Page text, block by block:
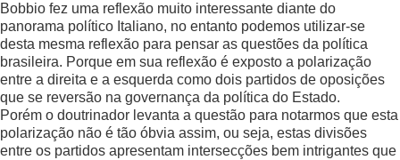
Bobbio fez uma reflexão muito interessante diante do
panorama político Italiano, no entanto podemos utilizar-se
desta mesma reflexão para pensar as questões da política
brasileira. Porque em sua reflexão é exposto a polarização
entre a direita e a esquerda como dois partidos de oposições
que se reversão na governança da política do Estado.
Porém o doutrinador levanta a questão para notarmos que esta
polarização não é tão óbvia assim, ou seja, estas divisões
entre os partidos apresentam intersecções bem intrigantes que